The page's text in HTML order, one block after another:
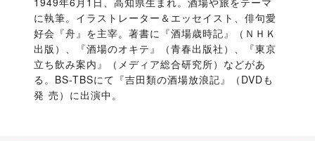
に執筆。イラストレーター＆エッセイスト、俳句愛
好会『舟』を主宰。著書に『酒場歳時記』（ＮＨＫ
出版）、『酒場のオキテ』（青春出版社）、『東京
立ち飲み案内』（メディア総合研究所）などがあ
る。BS-TBSにて『吉田類の酒場放浪記』（DVDも
発 売）に出演中。